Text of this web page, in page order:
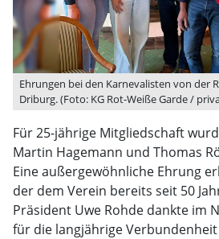
Ehrungen bei den Karnevalisten von der
Driburg. (Foto: KG Rot-Weiße Garde /
Für 25-jährige Mitgliedschaft
Martin Hagemann und Thomas
Eine außergewöhnliche Ehrung
der dem Verein bereits seit 50
Präsident Uwe Rohde dankte im
für die langjährige